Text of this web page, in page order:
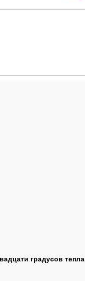
градусов тепла